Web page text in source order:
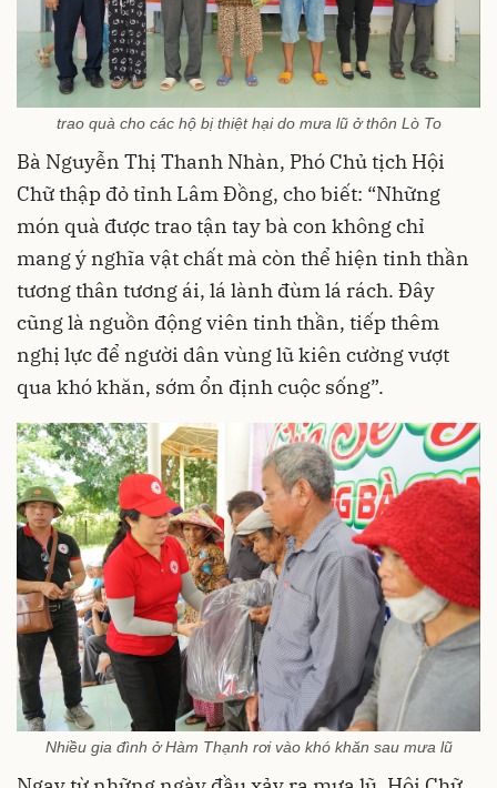
trao quà cho các hộ bị thiệt hại do mưa lũ ở thôn Lò To
Bà Nguyễn Thị Thanh Nhàn, Phó Chủ tịch Hội
Chữ thập đỏ tỉnh Lâm Đồng, cho biết: “Những
món quà được trao tận tay bà con không chỉ
mang ý nghĩa vật chất mà còn thể hiện tinh thần
tương thân tương ái, lá lành đùm lá rách. Đây
cũng là nguồn động viên tinh thần, tiếp thêm
nghị lực để người dân vùng lũ kiên cường vượt
qua khó khăn, sớm ổn định cuộc sống”.
Nhiều gia đình ở Hàm Thạnh rơi vào khó khăn sau mưa lũ